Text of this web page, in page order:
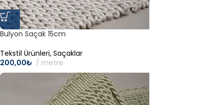
Bulyon Saçak 15cm
Tekstil Ürünleri, Saçaklar
200,00₺ metre